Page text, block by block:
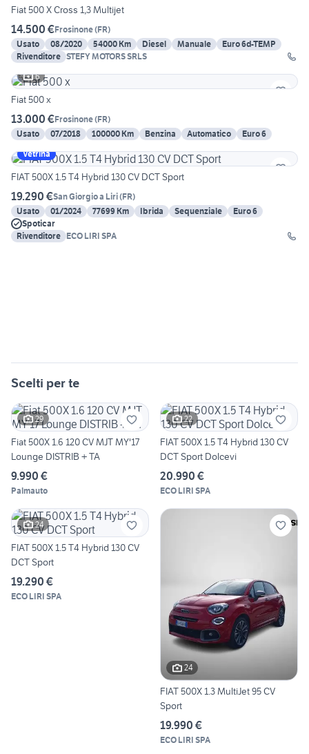
Fiat 500 X Cross 1,3 Multijet
14.500 €Frosinone(FR)
Usato
08/2020 54000 Km Diesel Manuale
Euro 6d-TEMP
Rivenditore STEFY MOTORS SRLS
6
Fiat 500 x
13.000 €Frosinone(FR)
Usato
07/2018 100000 Km Benzina Automatico
Euro 6
Vetrina
FIAT 500X 1.5 T4 Hybrid 130 CV DCT Sport
19.290 €San Giorgio a Liri(FR)
Usato
01/2024 77699 Km Ibrida Sequenziale
Euro 6
Spoticar
Rivenditore ECO LIRI SPA
Scelti per te
29
Fiat 500X 1.6 120 CV MJT MY'17
Lounge DISTRIB + TA
9.990 €
Palmauto
22
FIAT 500X 1.5 T4 Hybrid 130 CV
DCT Sport Dolcevi
20.990 €
ECO LIRI SPA
24
FIAT 500X 1.5 T4 Hybrid 130 CV
DCT Sport
19.290 €
ECO LIRI SPA
24
FIAT 500X 1.3 MultiJet 95 CV
Sport
19.990 €
ECO LIRI SPA